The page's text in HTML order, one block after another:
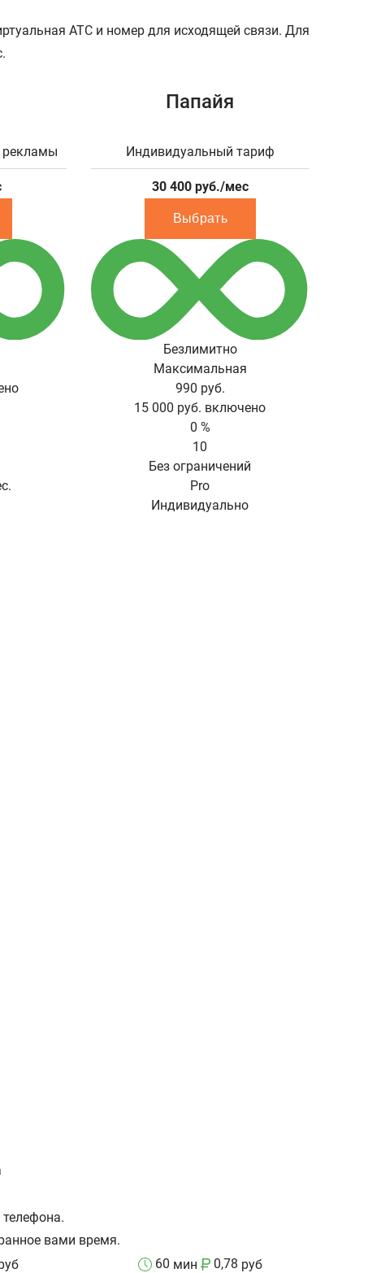
АТС и номер для исходящей связи. Для
рекламы
Папайя
Индивидуальный тариф
30 400 руб./мес
Выбрать
Безлимитно
Максимальная
990 руб.
15 000 руб. включено
0 %
10
Без ограничений
Pro
Индивидуально
вами время.
60 мин 0,78 руб